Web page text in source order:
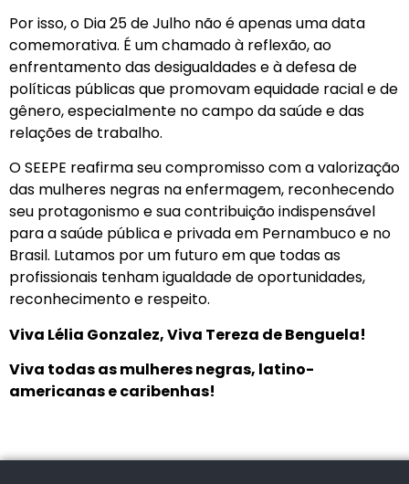
Por isso, o Dia 25 de Julho não é apenas uma data
comemorativa. É um chamado à reflexão, ao
enfrentamento das desigualdades e à defesa de
políticas públicas que promovam equidade racial e de
gênero, especialmente no campo da saúde e das
relações de trabalho.
O SEEPE reafirma seu compromisso com a valorização
das mulheres negras na enfermagem, reconhecendo
seu protagonismo e sua contribuição indispensável
para a saúde pública e privada em Pernambuco e no
Brasil. Lutamos por um futuro em que todas as
profissionais tenham igualdade de oportunidades,
reconhecimento e respeito.
Viva Lélia Gonzalez, Viva Tereza de Benguela!
Viva todas as mulheres negras, latino-
americanas e caribenhas!